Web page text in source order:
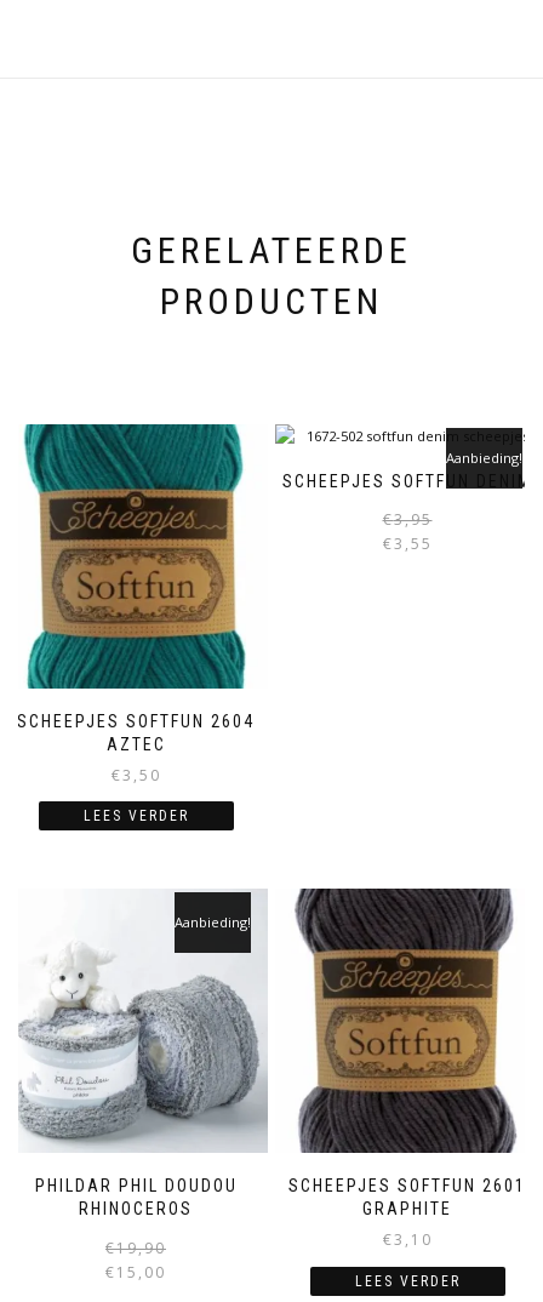
GERELATEERDE
PRODUCTEN
SCHEEPJES SOFTFUN 2604
AZTEC
€3,50
LEES VERDER
SCHEEPJES SOFTFUN DENIM
Aanbieding!
€3,95
€3,55
PHILDAR PHIL DOUDOU
RHINOCEROS
Aanbieding!
€19,90
€15,00
SCHEEPJES SOFTFUN 2601
GRAPHITE
€3,10
LEES VERDER